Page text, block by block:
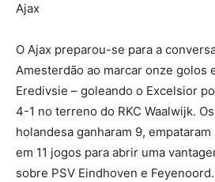
Ajax
O Ajax preparou-se para a
Amesterdão ao marcar onze golos
Eredivsie – goleando o Excelsior
4-1 no terreno do RKC Waalwijk.
holandesa ganharam 9,
em 11 jogos para abrir uma
sobre PSV Eindhoven e